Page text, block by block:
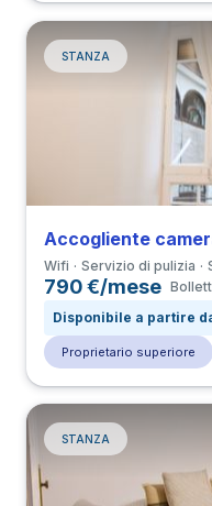
STANZA
Wifi Servizio di pulizia
790 €/mese
Disponibile a partire
Proprietario superiore
STANZA